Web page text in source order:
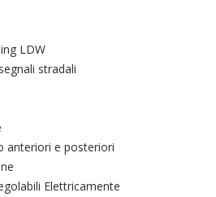
LDW
stradali
anteriori e posteriori
Elettricamente